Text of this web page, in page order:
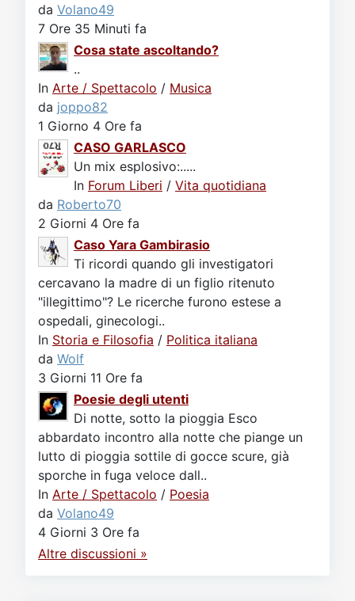
da Volano49
7 Ore 35 Minuti fa
Cosa state ascoltando?
..
In Arte / Spettacolo / Musica
da joppo82
1 Giorno 4 Ore fa
CASO GARLASCO
Un mix esplosivo:.....
In Forum Liberi / Vita quotidiana
da Roberto70
2 Giorni 4 Ore fa
Caso Yara Gambirasio
Ti ricordi quando gli investigatori
cercavano la madre di un figlio ritenuto
"illegittimo"? Le ricerche furono estese a
ospedali, ginecologi..
In Storia e Filosofia / Politica italiana
da Wolf
3 Giorni 11 Ore fa
Poesie degli utenti
Di notte, sotto la pioggia Esco
abbardato incontro alla notte che piange un
lutto di pioggia sottile di gocce scure, già
sporche in fuga veloce dall..
In Arte / Spettacolo / Poesia
da Volano49
4 Giorni 3 Ore fa
Altre discussioni »